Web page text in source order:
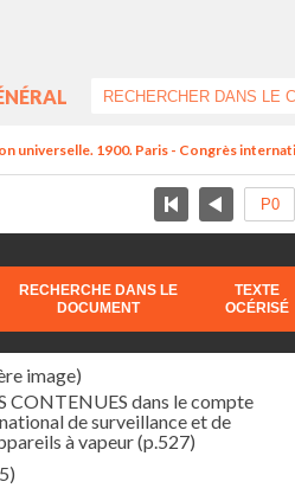
universelle. 1900. Paris - Congrès
RECHERCHE DANS LE
DOCUMENT
TEXTE
OCÉRISÉ
image)
CONTENUES dans le compte
de surveillance et de
à vapeur(p.527)